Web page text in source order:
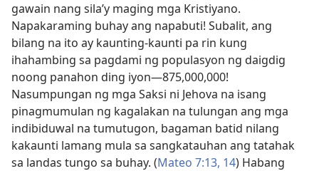
gawain nang sila’y maging mga Kristiyano.
Napakaraming buhay ang napabuti! Subalit, ang
bilang na ito ay kaunting-kaunti pa rin kung
ihahambing sa pagdami ng populasyon ng daigdig
noong panahon ding iyon​—875,000,000!
Nasumpungan ng mga Saksi ni Jehova na isang
pinagmumulan ng kagalakan na tulungan ang mga
indibiduwal na tumutugon, bagaman batid nilang
kakaunti lamang mula sa sangkatauhan ang tatahak
sa landas tungo sa buhay. (Mateo 7:13, 14) Habang